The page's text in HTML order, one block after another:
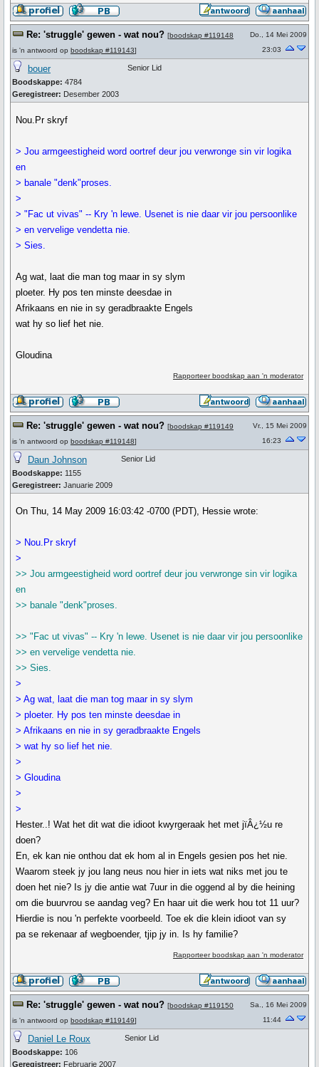
Re: 'struggle' gewen - wat nou? [boodskap #119148
is 'n antwoord op boodskap #119143]
Do., 14 Mei 2009
23:03
bouer
Boodskappe: 4784
Geregistreer: Desember 2003
Senior Lid
Nou.Pr skryf
> Jou armgeestigheid word oortref deur jou verwronge sin vir logika
en
> banale "denk"proses.
>
> "Fac ut vivas" -- Kry 'n lewe. Usenet is nie daar vir jou persoonlike
> en vervelige vendetta nie.
> Sies.
Ag wat, laat die man tog maar in sy slym
ploeter. Hy pos ten minste deesdae in
Afrikaans en nie in sy geradbraakte Engels
wat hy so lief het nie.
Gloudina
Rapporteer boodskap aan 'n moderator
Re: 'struggle' gewen - wat nou? [boodskap #119149
is 'n antwoord op boodskap #119148]
Vr., 15 Mei 2009
16:23
Daun Johnson
Boodskappe: 1155
Geregistreer: Januarie 2009
Senior Lid
On Thu, 14 May 2009 16:03:42 -0700 (PDT), Hessie wrote:
> Nou.Pr skryf
>
>> Jou armgeestigheid word oortref deur jou verwronge sin vir logika
en
>> banale "denk"proses.
>> "Fac ut vivas" -- Kry 'n lewe. Usenet is nie daar vir jou persoonlike
>> en vervelige vendetta nie.
>> Sies.
>
> Ag wat, laat die man tog maar in sy slym
> ploeter. Hy pos ten minste deesdae in
> Afrikaans en nie in sy geradbraakte Engels
> wat hy so lief het nie.
>
> Gloudina
>
>
Hester..! Wat het dit wat die idioot kwyrgeraak het met jïÂ¿½u re
doen?
En, ek kan nie onthou dat ek hom al in Engels gesien pos het nie.
Waarom steek jy jou lang neus nou hier in iets wat niks met jou te
doen het nie? Is jy die antie wat 7uur in die oggend al by die heining
om die buurvrou se aandag veg? En haar uit die werk hou tot 11 uur?
Hierdie is nou 'n perfekte voorbeeld. Toe ek die klein idioot van sy
pa se rekenaar af wegboender, tjip jy in. Is hy familie?
Rapporteer boodskap aan 'n moderator
Re: 'struggle' gewen - wat nou? [boodskap #119150
is 'n antwoord op boodskap #119149]
Sa., 16 Mei 2009
11:44
Daniel Le Roux
Boodskappe: 106
Geregistreer: Februarie 2007
Senior Lid